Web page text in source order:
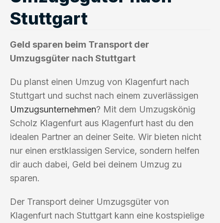
Stuttgart
Geld sparen beim Transport der
Umzugsgüter nach Stuttgart
Du planst einen Umzug von Klagenfurt nach
Stuttgart und suchst nach einem zuverlässigen
Umzugsunternehmen? Mit dem Umzugskönig
Scholz Klagenfurt aus Klagenfurt hast du den
idealen Partner an deiner Seite. Wir bieten nicht
nur einen erstklassigen Service, sondern helfen
dir auch dabei, Geld bei deinem Umzug zu
sparen.
Der Transport deiner Umzugsgüter von
Klagenfurt nach Stuttgart kann eine kostspielige